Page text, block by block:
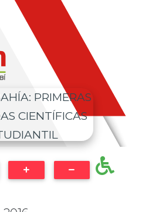
PRIMERAS
CIENTÍFICAS